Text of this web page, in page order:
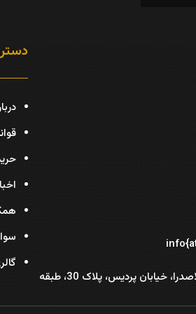
تهران، میدان ونک، خیابان ملاصدرا، خیابان پردیس، پلاک 30، طبقه